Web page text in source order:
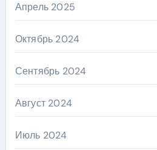
Апрель 2025
Октябрь 2024
Сентябрь 2024
Август 2024
Июль 2024